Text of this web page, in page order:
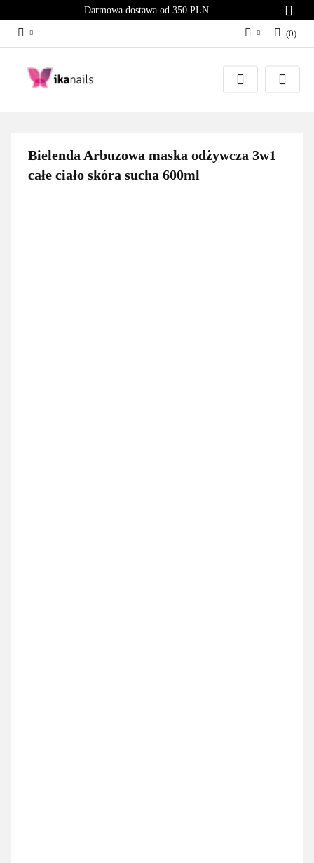
Darmowa dostawa od 350 PLN
Zaloguj się
Załóż konto
(0)
Bielenda Arbuzowa maska odżywcza 3w1
całe ciało skóra sucha 600ml